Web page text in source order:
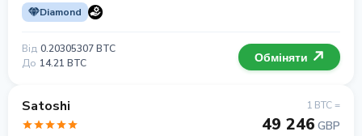
Diamond
Від 0.20305307 BTC
До 14.21 BTC Обміняти
Satoshi 1 BTC =
49 246 GBP